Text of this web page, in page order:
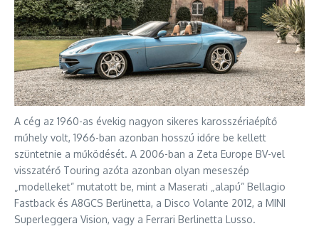
A cég az 1960-as évekig nagyon sikeres karosszériaépítő
műhely volt, 1966-ban azonban hosszú időre be kellett
szüntetnie a működését. A 2006-ban a Zeta Europe BV-vel
visszatérő Touring azóta azonban olyan meseszép
„modelleket” mutatott be, mint a Maserati „alapú” Bellagio
Fastback és A8GCS Berlinetta, a Disco Volante 2012, a MINI
Superleggera Vision, vagy a Ferrari Berlinetta Lusso.